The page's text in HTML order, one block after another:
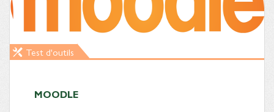
Test d'outils
MOODLE